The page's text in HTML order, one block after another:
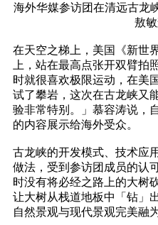
海外华媒参访团在清远古龙
敖敏
在天空之梯上，美国《新世
上，站在最高点张开双臂拍
时就很喜欢极限运动，在美
试了攀岩，这次在古龙峡又
验非常特别。」慕容涛说，
的内容展示给海外受众。
古龙峡的开发模式、技术应
做法，受到参访团成员的认
时没有将必经之路上的大树
让大树从栈道地板中「钻」
自然景观与现代景观完美融